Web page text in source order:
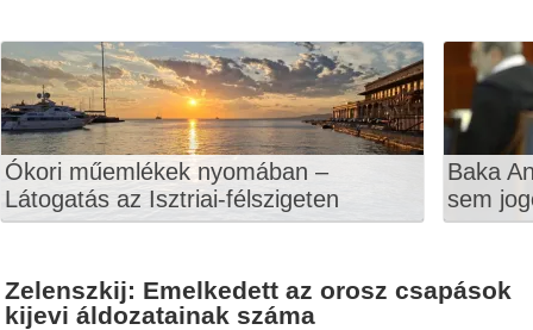
Ókori műemlékek nyomában –
Látogatás az Isztriai-félszigeten
Baka
sem
Zelenszkij: Emelkedett az orosz csapások
kijevi áldozatainak száma